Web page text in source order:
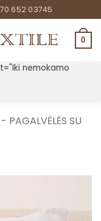
652 03745
0
nemokamo
- PAGALVĖLĖS SU